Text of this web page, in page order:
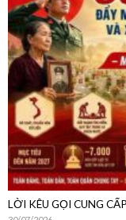
LỜI KÊU GỌI CUNG
30/07/2026